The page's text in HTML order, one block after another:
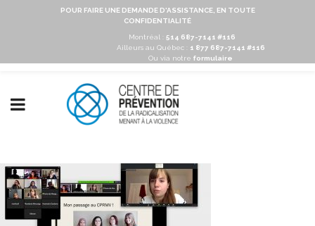
POUR FAIRE UNE DEMANDE D'ASSISTANCE, EN TOUTE
CONFIDENTIALITÉ
Montréal : 514 687-7141 #116
Ailleurs au Québec :
1 877 687-7141 #116
Ou via notre formulaire